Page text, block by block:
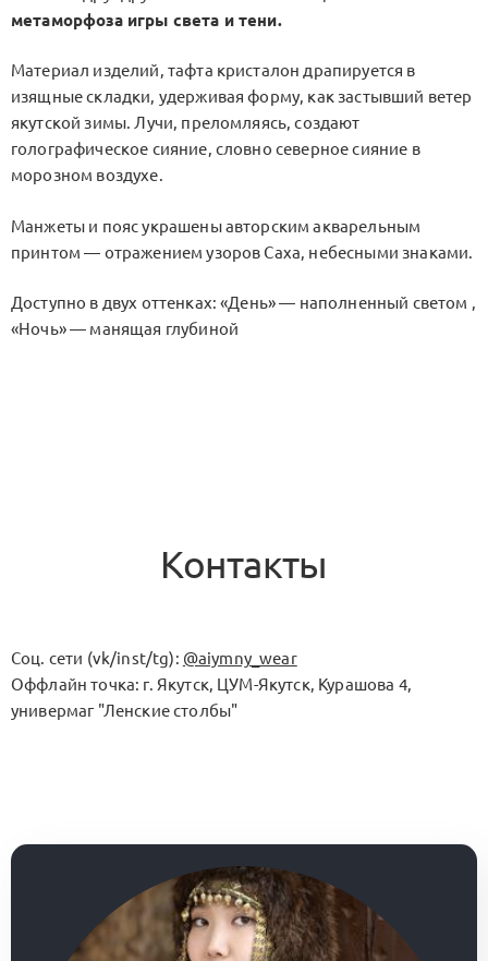
метаморфоза игры света и тени.
Материал изделий, тафта кристалон драпируется в
изящные складки, удерживая форму, как застывший ветер
якутской зимы. Лучи, преломляясь, создают
голографическое сияние, словно северное сияние в
морозном воздухе.
Манжеты и пояс украшены авторским акварельным
принтом — отражением узоров Саха, небесными знаками.
Доступно в двух оттенках: «День» — наполненный светом ,
«Ночь» — манящая глубиной
Контакты
Соц. сети (vk/inst/tg): @aiymny_wear
Оффлайн точка: г. Якутск, ЦУМ-Якутск, Курашова 4,
универмаг "Ленские столбы"